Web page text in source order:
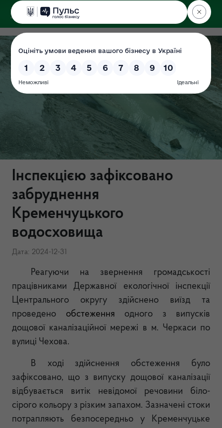
ДЕРЖЕКОІНСПЕКЦІЯ
Центрального округу
Інспекцією зафіксовано
забруднення
Кременчуцького
водосховища
Дата: 2024-12-31
Реагуючи на звернення громадськості
працівниками Державної екологічної інспекції
Центрального округу здійснено виїзд та
проведено обстеження одного з випусків
дощової каналізаційної мережі в м. Черкаси по
вулиці Чехова.
В ході здійснення обстеження було
зафіксовано, що з випуску дощової каналізації
відбувається витік невідомої речовини біло-
сірого кольору з різким запахом. Зазначені стоки
потрапляють безпосередньо у Кременчуцьке